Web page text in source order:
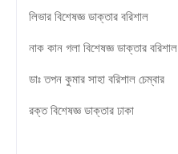
লিভার বিশেষজ্ঞ ডাক্তার বরিশাল
নাক কান গলা বিশেষজ্ঞ ডাক্তার বরিশাল
ডাঃ তপন কুমার সাহা বরিশাল চেম্বার
রক্ত বিশেষজ্ঞ ডাক্তার ঢাকা